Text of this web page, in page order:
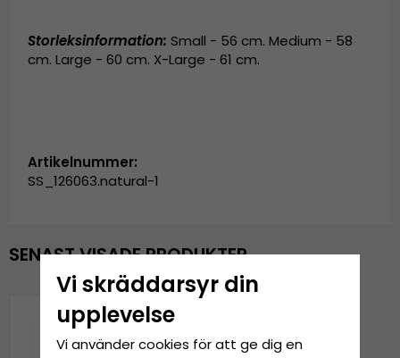
Storleksinformation: Small - 56 cm. Medium - 58
cm. Large - 60 cm. X-Large - 61 cm.
Artikelnummer:
SS_126063.natural-1
SENAST VISADE PRODUKTER
Vi skräddarsyr din
upplevelse
Vi använder cookies för att ge dig en